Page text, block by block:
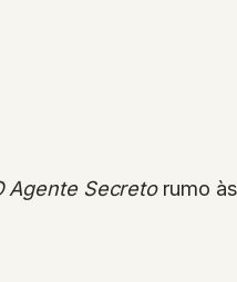
Agente Secretorumo às